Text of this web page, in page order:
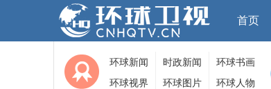
首页
环球新闻 时政新闻
环球书画
环球视界
环球图片 环球人物